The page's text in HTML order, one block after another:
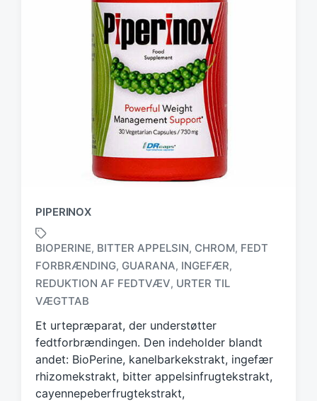
PIPERINOX
a
g
g
e
d
w
i
t
BIOPERINE, BITTER APPELSIN, CHROM, FEDT
FORBRÆNDING, GUARANA, INGEFÆR,
REDUKTION AF FEDTVÆV, URTER TIL
VÆGTTAB
Et urtepræparat, der understøtter
fedtforbrændingen. Den indeholder blandt
andet: BioPerine, kanelbarkekstrakt, ingefær
rhizomekstrakt, bitter appelsinfrugtekstrakt,
cayennepeberfrugtekstrakt,